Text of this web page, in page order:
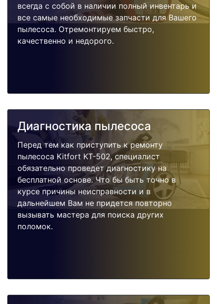
всегда с собой в наличии полный инвентарь и
все самые необходимые запчасти для Вашего
пылесоса. Отремонтируем быстро,
качественно и недорого.
Диагностика пылесоса
Перед тем как приступить к ремонту
пылесоса Kitfort KT-502, специалист
обязательно проведет диагностику на
бесплатной основе. Что бы быть точно в
курсе причины неисправности и в
дальнейшем Вам не придется повторно
вызывать мастера для поиска других
поломок.